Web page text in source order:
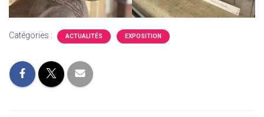
Catégories : ACTUALITÉS EXPOSITION